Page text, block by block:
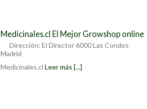
Medicinales.cl El Mejor Growshop online
Dirección: El Director 6000 Las Condes
Madrid
Medicinales.clLeer más [...]